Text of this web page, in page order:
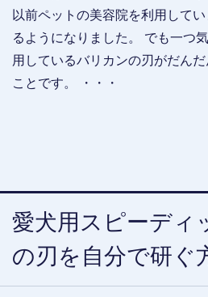
以前ペットの美容院を利用して
るようになりました。 でも一つ
用しているバリカンの刃がだん
ことです。 ・・・
愛犬用スピーディ
の刃を自分で研ぐ